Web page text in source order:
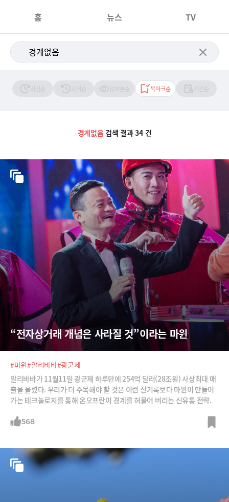
홈 뉴스 TV
북마크순
경계없음검색 결과 34 건
“전자상거래 개념은 사라질 것”이라는 마윈
#마윈#알리바바#광군제
알리바바가 11월11일 광군제 하루만에 254억 달러(28조원) 사상최대 매
출을 올렸다. 우리가 더 주목해야 할 것은 이런 신기록보다 마윈이 만들어
가는 테크놀로지를 통해 온오프란이 경계를 허물어 버리는 신유통 전략.
568